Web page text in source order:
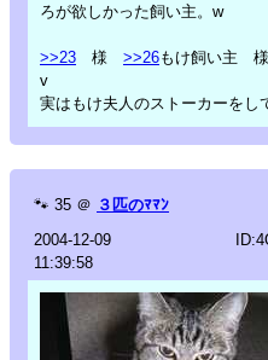
ろが欲しかった飼い主。w
>>23 様 >>26もけ飼い主
v
実はもけ夫人のストーカーをし
🐾 35 ＠ ３匹のﾏﾏﾝ
2004-12-09
11:39:58